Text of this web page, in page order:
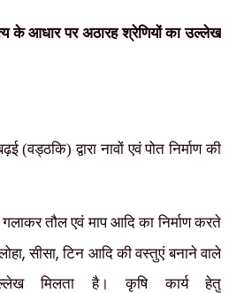
के आधार पर अठारह श्रेणियों का उल्लेख
(वड्ठकि) द्वारा नावों एवं पोत निर्माण की
तौल एवं माप आदि का निर्माण करते
,सीसा,टिन आदि की वस्तुएं बनाने वाले
मिलता है। कृषि कार्य हेतु